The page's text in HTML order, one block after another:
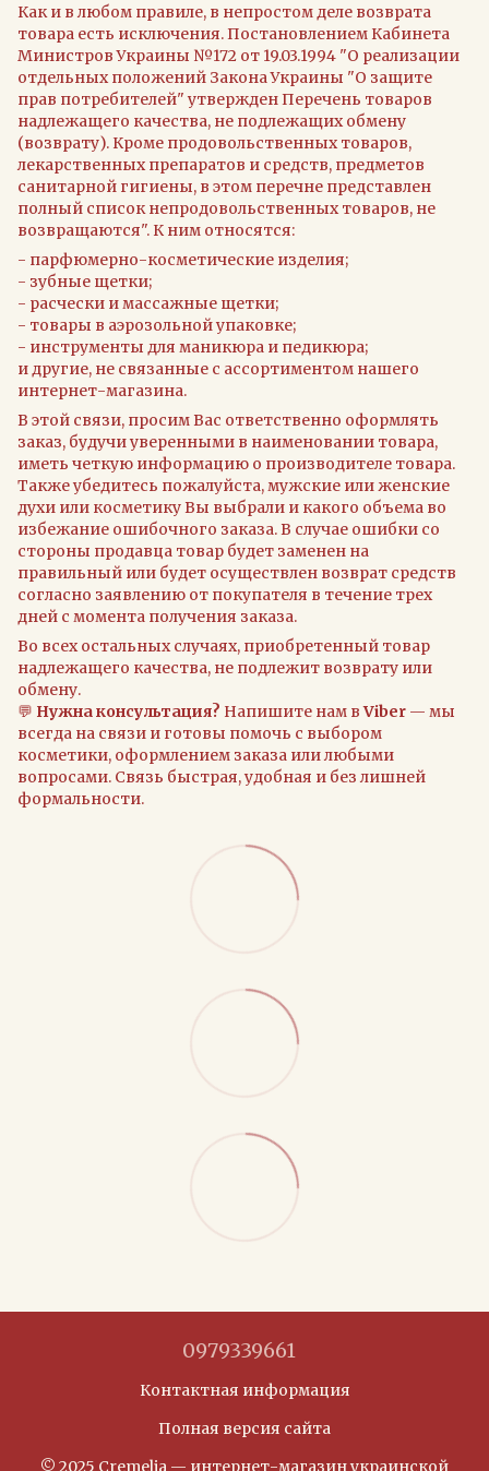
Как и в любом правиле, в непростом деле возврата
товара есть исключения. Постановлением Кабинета
Министров Украины №172 от 19.03.1994 "О реализации
отдельных положений Закона Украины "О защите
прав потребителей" утвержден Перечень товаров
надлежащего качества, не подлежащих обмену
(возврату). Кроме продовольственных товаров,
лекарственных препаратов и средств, предметов
санитарной гигиены, в этом перечне представлен
полный список непродовольственных товаров, не
возвращаются". К ним относятся:
- парфюмерно-косметические изделия;
- зубные щетки;
- расчески и массажные щетки;
- товары в аэрозольной упаковке;
- инструменты для маникюра и педикюра;
и другие, не связанные с ассортиментом нашего
интернет-магазина.
В этой связи, просим Вас ответственно оформлять
заказ, будучи уверенными в наименовании товара,
иметь четкую информацию о производителе товара.
Также убедитесь пожалуйста, мужские или женские
духи или косметику Вы выбрали и какого объема во
избежание ошибочного заказа. В случае ошибки со
стороны продавца товар будет заменен на
правильный или будет осуществлен возврат средств
согласно заявлению от покупателя в течение трех
дней с момента получения заказа.
Во всех остальных случаях, приобретенный товар
надлежащего качества, не подлежит возврату или
обмену.
💬 Нужна консультация? Напишите нам вViber — мы
всегда на связи и готовы помочь с выбором
косметики, оформлением заказа или любыми
вопросами. Связь быстрая, удобная и без лишней
формальности.
0979339661
Контактная информация
Полная версия сайта
© 2025 Cremelia — интернет-магазин украинской